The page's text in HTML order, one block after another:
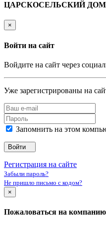
ЦАРСКОСЕЛЬСКИЙ ДОМ
×
Войти на сайт
Войдите на сайт через
Уже зарегистрированы на
Запомнить на этом
Войти
Регистрация на сайте
Забыли пароль?
Не пришло письмо с кодом?
×
Пожаловаться на компанию